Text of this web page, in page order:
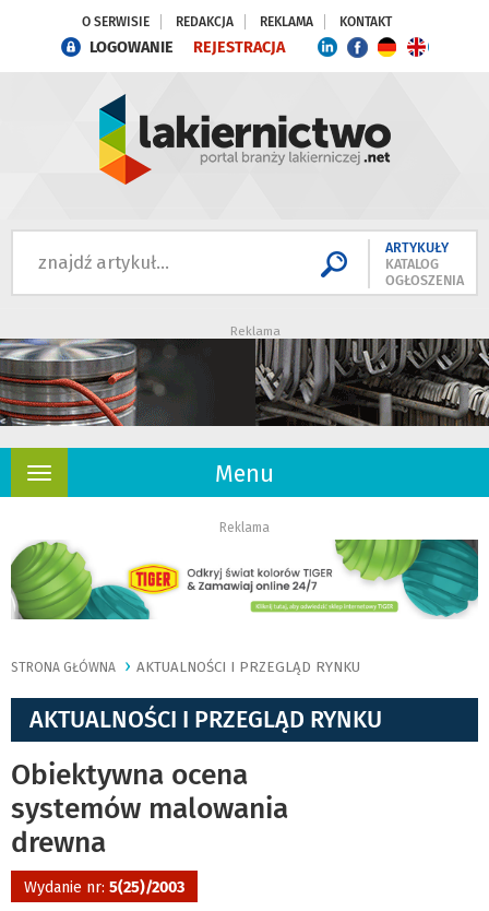
O SERWISIE REDAKCJA REKLAMA KONTAKT
LOGOWANIE REJESTRACJA
ARTYKUŁY
KATALOG
OGŁOSZENIA
Reklama
Menu
Rozwiń
Reklama
STRONA GŁÓWNA AKTUALNOŚCI I PRZEGLĄD RYNKU
AKTUALNOŚCI I PRZEGLĄD RYNKU
Obiektywna ocena
systemów malowania
drewna
Wydanie nr: 5(25)/2003